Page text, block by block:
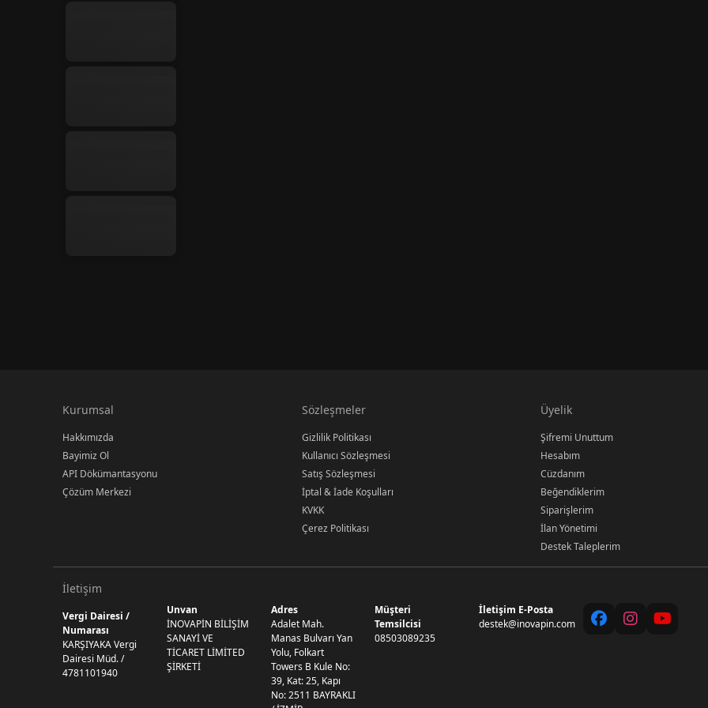
Kurumsal
Hakkımızda
Bayimiz Ol
API Dökümantasyonu
Çözüm Merkezi
Sözleşmeler
Gizlilik Politikası
Kullanıcı Sözleşmesi
Satış Sözleşmesi
İptal & İade Koşulları
KVKK
Çerez Politikası
Üyelik
Şifremi Unuttum
Hesabım
Cüzdanım
Beğendiklerim
Siparişlerim
İlan Yönetimi
Destek Taleplerim
İletişim
Vergi Dairesi /
Numarası
KARŞIYAKA Vergi
Dairesi Müd. /
4781101940
Unvan
İNOVAPİN BİLİŞİM
SANAYİ VE
TİCARET LİMİTED
ŞİRKETİ
Adres
Adalet Mah.
Manas Bulvarı Yan
Yolu, Folkart
Towers B Kule No:
39, Kat: 25, Kapı
No: 2511 BAYRAKLI
Müşteri
Temsilcisi
08503089235
İletişim E-Posta
destek@inovapin.com